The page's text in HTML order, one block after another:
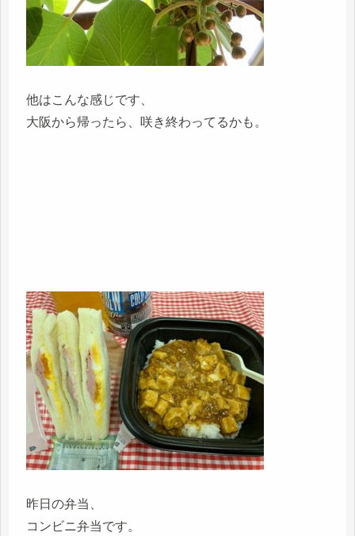
他はこんな感じです、
大阪から帰ったら、咲き終わってるかも。
昨日の弁当、
コンビニ弁当です。